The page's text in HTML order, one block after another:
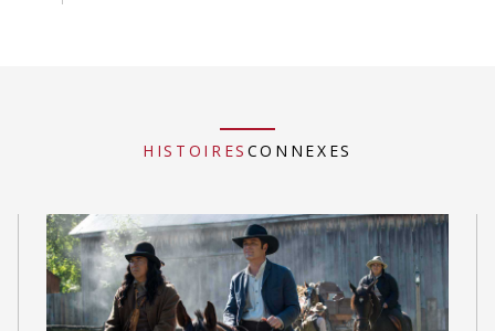
HISTOIRES CONNEXES